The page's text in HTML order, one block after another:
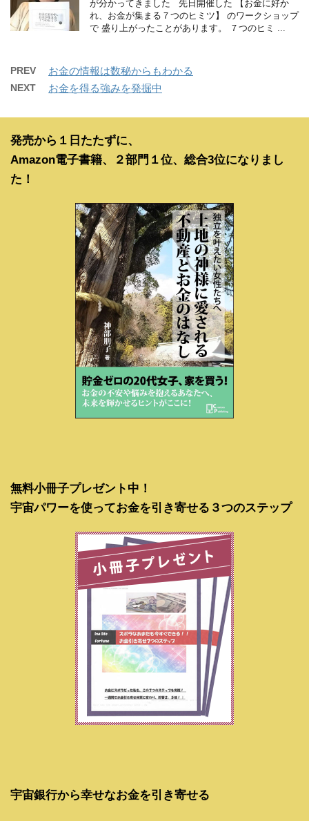
が分かってきました 先日開催した 【お金に好か
れ、お金が集まる７つのヒミツ】 のワークショップ
で 盛り上がったことがあります。 ７つのヒミ ...
PREV お金の情報は数秘からもわかる
NEXT お金を得る強みを発掘中
発売から１日たたずに、
Amazon電子書籍、２部門１位、総合3位になりまし
た！
無料小冊子プレゼント中！
宇宙パワーを使ってお金を引き寄せる３つのステップ
宇宙銀行から幸せなお金を引き寄せる